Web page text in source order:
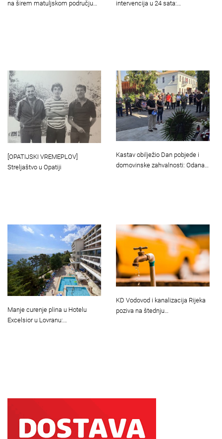
na širem matuljskom području…
intervencija u 24 sata:…
[OPATIJSKI VREMEPLOV]
Streljaštvo u Opatiji
Kastav obilježio Dan pobjede i
domovinske zahvalnosti: Odana…
Manje curenje plina u Hotelu
Excelsior u Lovranu:…
KD Vodovod i kanalizacija Rijeka
poziva na štednju…